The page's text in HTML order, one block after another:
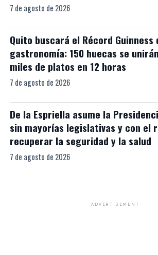
7 de agosto de 2026
Quito buscará el Récord Guinness
gastronomía: 150 huecas se
miles de platos en 12 horas
7 de agosto de 2026
De la Espriella asume la
sin mayorías legislativas y con el
recuperar la seguridad y la salud
7 de agosto de 2026
ADVERTISEMENT